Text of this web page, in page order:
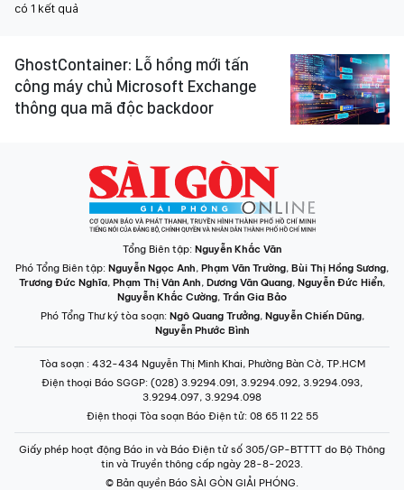
có 1 kết quả
GhostContainer: Lỗ hổng mới tấn
công máy chủ Microsoft Exchange
thông qua mã độc backdoor
Tổng Biên tập: Nguyễn Khắc Văn
Phó Tổng Biên tập: Nguyễn Ngọc Anh, Phạm Văn Trường, Bùi Thị Hồng Sương,
Trương Đức Nghĩa, Phạm Thị Vân Anh, Dương Văn Quang, Nguyễn Đức Hiển,
Nguyễn Khắc Cường, Trần Gia Bảo
Phó Tổng Thư ký tòa soạn: Ngô Quang Trưởng, Nguyễn Chiến Dũng,
Nguyễn Phước Bình
Tòa soạn : 432-434 Nguyễn Thị Minh Khai, Phường Bàn Cờ, TP.HCM
Điện thoại Báo SGGP: (028) 3.9294.091, 3.9294.092, 3.9294.093,
3.9294.097, 3.9294.098
Điện thoại Tòa soạn Báo Điện tử: 08 65 11 22 55
Giấy phép hoạt động Báo in và Báo Điện tử số 305/GP-BTTTT do Bộ Thông
tin và Truyền thông cấp ngày 28-8-2023.
© Bản quyền Báo SÀI GÒN GIẢI PHÓNG.